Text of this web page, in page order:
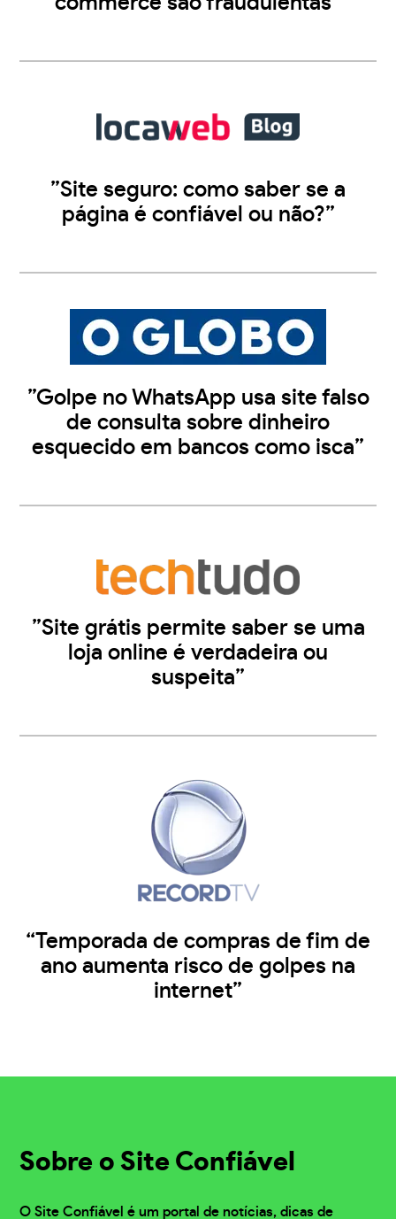
”Site seguro: como saber se a
página é confiável ou não?”
”Golpe no WhatsApp usa site falso
de consulta sobre dinheiro
esquecido em bancos como isca”
”Site grátis permite saber se uma
loja online é verdadeira ou
suspeita”
“Temporada de compras de fim de
ano aumenta risco de golpes na
internet”
Sobre o Site Confiável
O Site Confiável é um portal de notícias, dicas de